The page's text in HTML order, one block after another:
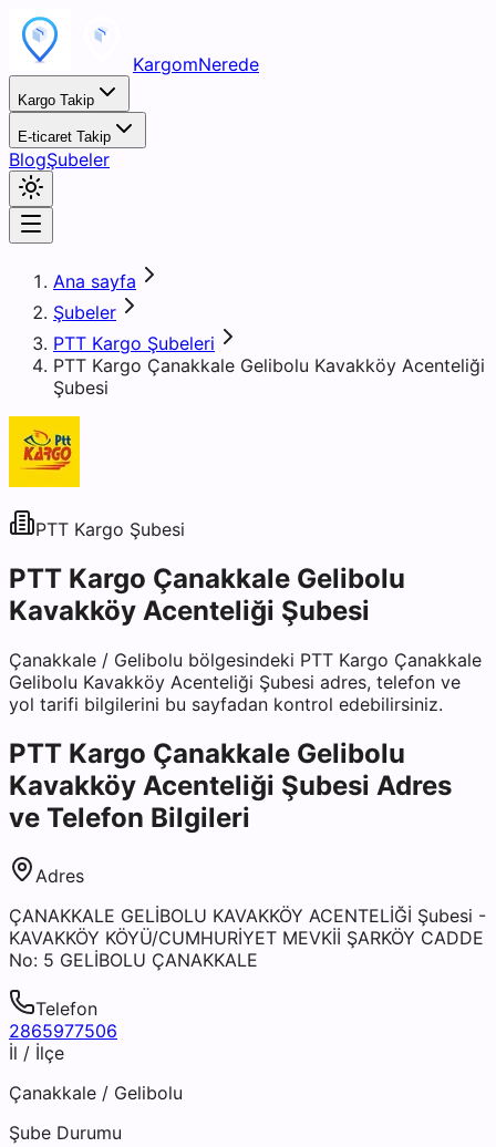
KargomNerede
Kargo Takip
E-ticaret Takip
BlogŞubeler
Ana sayfa
Şubeler
PTT Kargo Şubeleri
PTT Kargo Çanakkale Gelibolu Kavakköy Acenteliği
Şubesi
PTT Kargo Şubesi
PTT Kargo Çanakkale Gelibolu
Kavakköy Acenteliği Şubesi
Çanakkale / Gelibolu bölgesindeki PTT Kargo Çanakkale
Gelibolu Kavakköy Acenteliği Şubesi adres, telefon ve
yol tarifi bilgilerini bu sayfadan kontrol edebilirsiniz.
PTT Kargo Çanakkale Gelibolu
Kavakköy Acenteliği Şubesi Adres
ve Telefon Bilgileri
Adres
ÇANAKKALE GELİBOLU KAVAKKÖY ACENTELİĞİ Şubesi -
KAVAKKÖY KÖYÜ/CUMHURİYET MEVKİİ ŞARKÖY CADDE
No: 5 GELİBOLU ÇANAKKALE
Telefon
2865977506
İl / İlçe
Çanakkale / Gelibolu
Şube Durumu